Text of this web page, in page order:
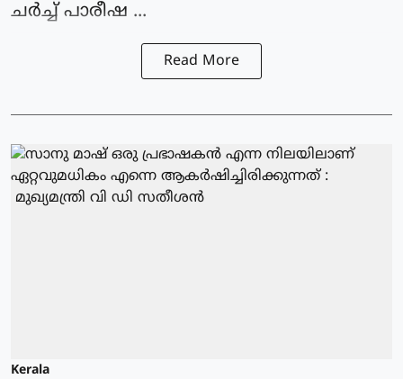
ചര്‍ച്ച് പാരീഷ ...
Read More
Kerala